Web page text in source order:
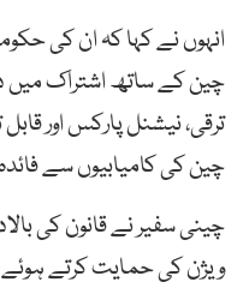
انہوں نے کہا کہ ان کی
چین کے ساتھ اشتراک میں
ترقی، نیشنل پارکس اور
چین کی کامیابیوں سے
چینی سفیر نے قانون کی
ویژن کی حمایت کرتے